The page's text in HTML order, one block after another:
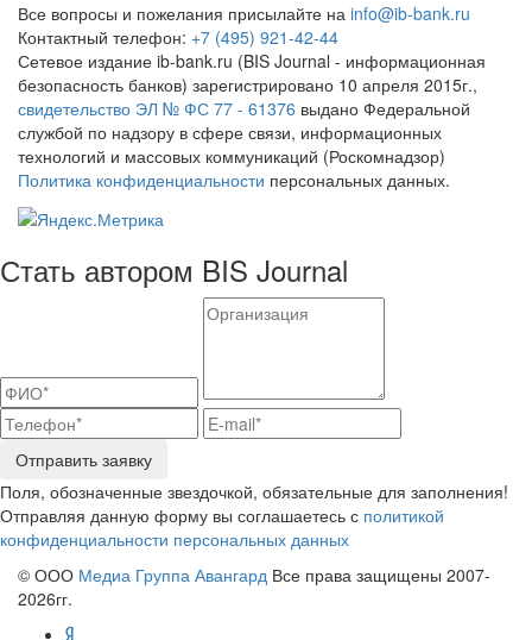
Все вопросы и пожелания присылайте на info@ib-bank.ru
Контактный телефон: +7 (495) 921-42-44
Сетевое издание ib-bank.ru (BIS Journal - информационная
безопасность банков) зарегистрировано 10 апреля 2015г.,
свидетельство ЭЛ № ФС 77 - 61376 выдано Федеральной
службой по надзору в сфере связи, информационных
технологий и массовых коммуникаций (Роскомнадзор)
Политика конфиденциальности персональных данных.
Стать автором BIS Journal
Отправить заявку
Поля, обозначенные звездочкой, обязательные для заполнения!
Отправляя данную форму вы соглашаетесь с политикой
конфиденциальности персональных данных
© ООО Медиа Группа Авангард Все права защищены 2007-
2026гг.